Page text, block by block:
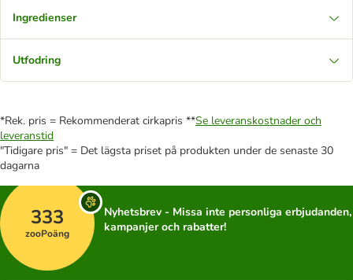
Ingredienser
Utfodring
*Rek. pris = Rekommenderat cirkapris **Se leveranskostnader och
leveranstid
"Tidigare pris" = Det lägsta priset på produkten under de senaste 30
dagarna
333
zooPoäng
Nyhetsbrev - Missa inte personliga erbjudanden,
kampanjer och rabatter!